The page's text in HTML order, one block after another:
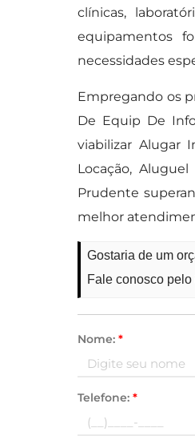
clínicas,
equipamentos
necessidades
Empregando os
De Equip De
viabilizar Alugar
Locação,
Prudente
melhor
Gostaria de um
Fale conosco pelo
Nome:*
Telefone:*